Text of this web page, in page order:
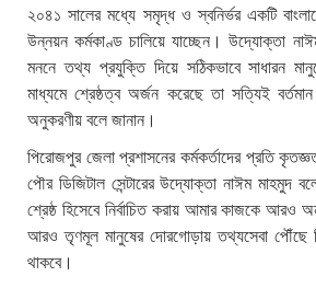
২০৪১ সালের মধ্যে সমৃদ্ধ ও স্বনির্ভর একটি
উন্নয়ন কর্মকাণ্ড চালিয়ে যাচ্ছেন। উদ্যোক্তা
মননে তথ্য প্রযুক্তি দিয়ে সঠিকভাবে সাধারন
মাধ্যমে শ্রেষ্ঠত্ব অর্জন করেছে তা সত্যিই
অনুকরণীয় বলে জানান।
পিরোজপুর জেলা প্রশাসনের কর্মকর্তাদের প্রতি
পৌর ডিজিটাল সেন্টারের উদ্যোক্তা নাঈম মাহমুদ
শ্রেষ্ঠ হিসেবে নির্বাচিত করায় আমার কাজকে আরও
আরও তৃণমূল মানুষের দোরগোড়ায় তথ্যসেবা পৌঁছে
থাকবে।